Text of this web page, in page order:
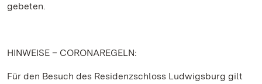
gebeten.
HINWEISE – CORONAREGELN:
Für den Besuch des Residenzschloss Ludwigsburg gilt